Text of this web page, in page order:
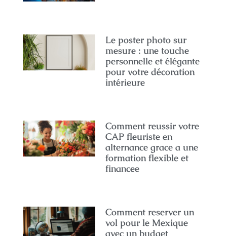
Le poster photo sur
mesure : une touche
personnelle et élégante
pour votre décoration
intérieure
Comment reussir votre
CAP fleuriste en
alternance grace a une
formation flexible et
financee
Comment reserver un
vol pour le Mexique
avec un budget